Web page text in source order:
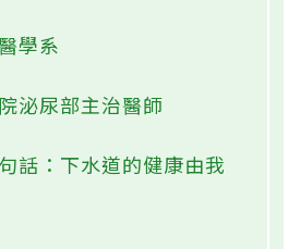
學系
泌尿部主治醫師
話：下水道的健康由我